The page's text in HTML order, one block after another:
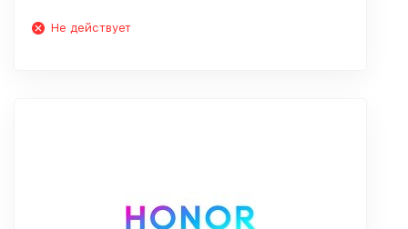
Не действует